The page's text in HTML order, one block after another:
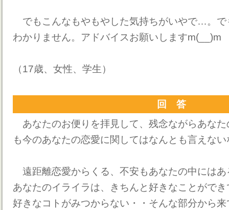
でもこんなもやもやした気持ちがいやで…。で
わかりません。アドバイスお願いしますm(__)m
（17歳、女性、学生）
回 答
あなたのお便りを拝見して、残念ながらあな
も今のあなたの恋愛に関してはなんとも言えな
遠距離恋愛からくる、不安もあなたの中には
あなたのイライラは、きちんと好きなことがで
好きなコトがみつからない・・そんな部分から